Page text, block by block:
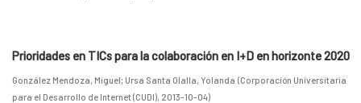
Prioridades en TICs para la colaboración en I+D en horizonte 2020
González Mendoza, Miguel; Ursa Santa Olalla, Yolanda (Corporación Universitaria
para el Desarrollo de Internet (CUDI), 2013-10-04)